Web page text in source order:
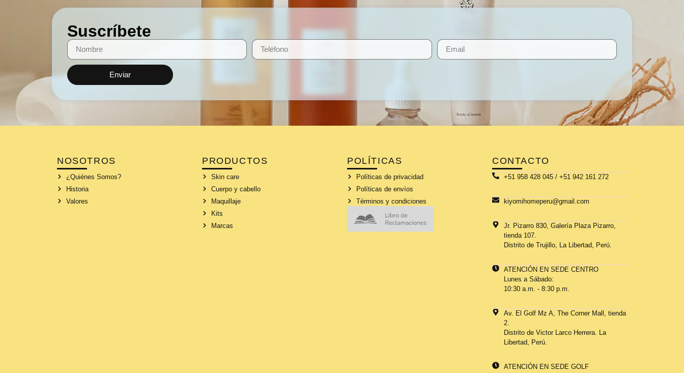
Suscríbete
Enviar
NOSOTROS
¿Quiénes Somos?
Historia
Valores
PRODUCTOS
Skin care
Cuerpo y cabello
Maquillaje
Kits
Marcas
POLÍTICAS
Políticas de privacidad
Políticas de envíos
Términos y condiciones
CONTACTO
+51 958 428 045 / +51 942 161 272
kiyomihomeperu@gmail.com
Jr. Pizarro 830, Galería Plaza Pizarro,
tienda 107.
Distrito de Trujillo, La Libertad, Perú.
ATENCIÓN EN SEDE CENTRO
Lunes a Sábado:
10:30 a.m. - 8:30 p.m.
Av. El Golf Mz A, The Corner Mall, tienda
2.
Distrito de Victor Larco Herrera. La
Libertad, Perú.
ATENCIÓN EN SEDE GOLF